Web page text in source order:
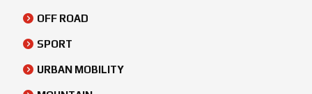
OFF ROAD
SPORT
URBAN MOBILITY